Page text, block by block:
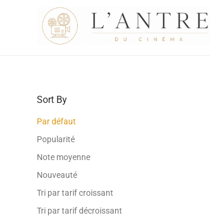
Sort By
Par défaut
Popularité
Note moyenne
Nouveauté
Tri par tarif croissant
Tri par tarif décroissant